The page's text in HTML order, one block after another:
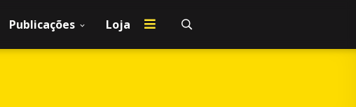
Publicações Loja